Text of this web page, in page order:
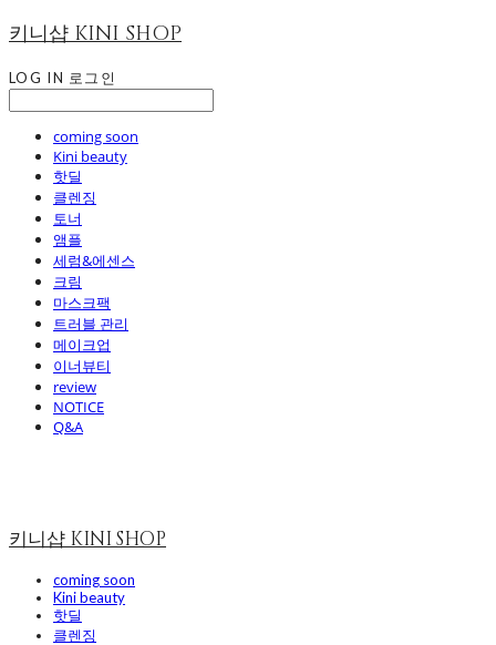
키니샵 KINI SHOP
LOG IN 로그인
coming soon
Kini beauty
핫딜
클렌징
토너
앰플
세럼&에센스
크림
마스크팩
트러블 관리
메이크업
이너뷰티
review
NOTICE
Q&A
키니샵 KINI SHOP
coming soon
Kini beauty
핫딜
클렌징